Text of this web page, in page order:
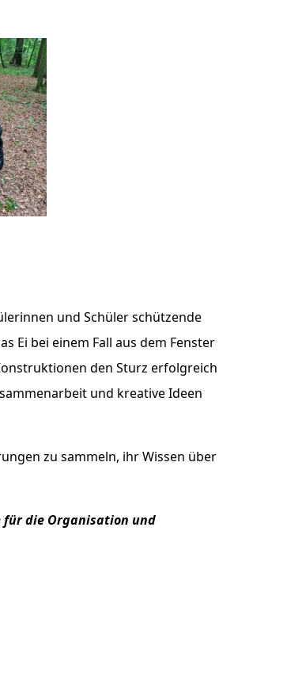
und Schüler schützende
Ei bei einem Fall aus dem Fenster
den Sturz erfolgreich
und kreative Ideen
zu sammeln, ihr Wissen über
für die Organisation und